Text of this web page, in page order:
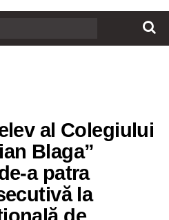
al Colegiului
Blaga”
a patra
la